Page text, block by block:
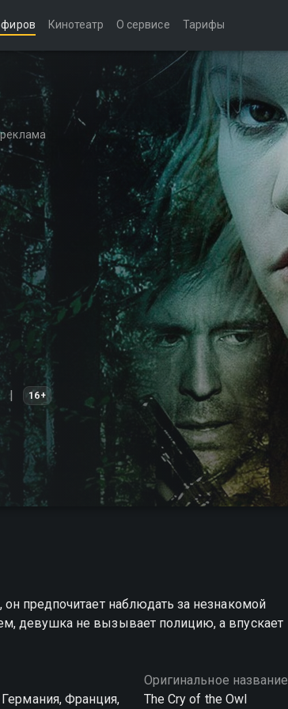
Кинотеатр О сервисе Тарифы
16+
предпочитает наблюдать за незнакомой
девушка не вызывает полицию, а впускает
Франция,
Оригинальное название
The Cry of the Owl